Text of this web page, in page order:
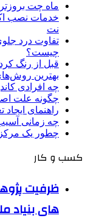
ماه چت
خدمات نصب
نت
تفاوت درد
چیست؟
قبل از رنگ
بهترین
چه افرادی
چگونه علت
راهنمای
چه زمانی
چطور یک مرکز
کسب و کار
ظرفیت
های بنیاد